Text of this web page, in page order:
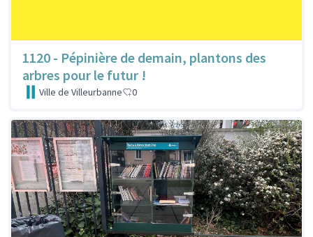
1120 - Pépinière de demain, plantons des
arbres pour le futur !
Ville de Villeurbanne 0